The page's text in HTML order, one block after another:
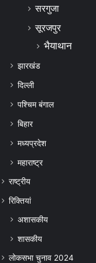
सरगुजा
सूरजपुर
भैयाथान
झारखंड
दिल्ली
पश्चिम बंगाल
बिहार
मध्यप्रदेश
महाराष्ट्र
राष्ट्रीय
रिक्तियां
अशासकीय
शासकीय
लोकसभा चुनाव 2024